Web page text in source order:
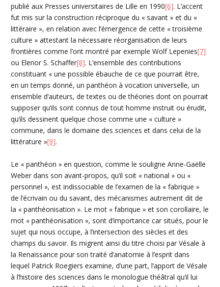
publié aux Presses universitaires de Lille en 1990[6]. L’accent
fut mis sur la construction réciproque du « savant » et du «
littéraire », en relation avec l’émergence de cette « troisième
culture » attestant la nécessaire réorganisation de leurs
frontières comme l’ont montré par exemple Wolf Lepenies[7]
ou Elenor S. Schaffer[8]. L’ensemble des contributions
constituant « une possible ébauche de ce que pourrait être,
en un temps donné, un panthéon à vocation universelle, un
ensemble d’auteurs, de textes ou de théories dont on pourrait
supposer qu’ils sont connus de tout homme instruit ou érudit,
qu’ils dessinent quelque chose comme une « culture »
commune, dans le domaine des sciences et dans celui de la
littérature »[9].
Le « panthéon » en question, comme le souligne Anne-Gaëlle
Weber dans son avant-propos, qu’il soit « national » ou «
personnel », est indissociable de l’examen de la « fabrique »
de l’écrivain ou du savant, des mécanismes autrement dit de
la « panthéonisation ». Le mot « fabrique » et son corollaire, le
mot « panthéonisation », sont d’importance car situés, pour le
sujet qui nous occupe, à l’intersection des siècles et des
champs du savoir. Ils migrent ainsi du titre choisi par Vésale à
la Renaissance pour son traité d’anatomie à l’esprit dans
lequel Patrick Roegiers examine, d’une part, l’apport de Vésale
à l’histoire des sciences dans le monologue théâtral qu’il lui